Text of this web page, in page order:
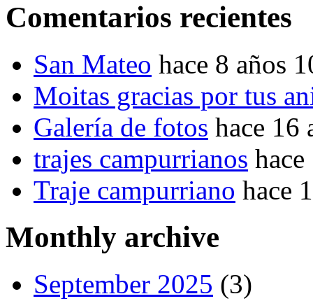
Comentarios recientes
San Mateo hace 8 años
Moitas gracias por tus
Galería de fotos hace 16
trajes campurrianos
Traje campurriano hace
Monthly archive
September 2025 (3)